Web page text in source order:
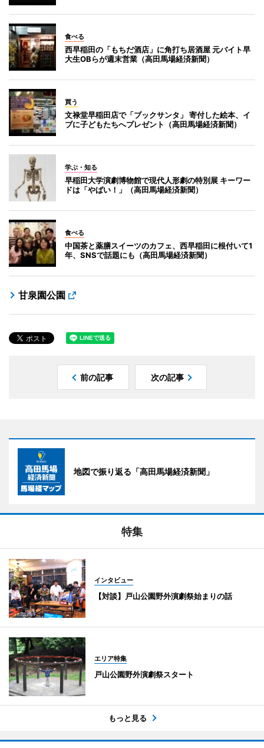
食べる
西早稲田の「もちだ酒店」に角打ち居酒屋 元バイト早
大生OBらが週末営業（高田馬場経済新聞）
買う
文禄堂早稲田店で「ブックサンタ」 寄付した絵本、イ
ブに子どもたちへプレゼント（高田馬場経済新聞）
学ぶ・知る
早稲田大学演劇博物館で現代人形劇の特別展 キーワー
ドは「やばい！」（高田馬場経済新聞）
食べる
中国茶と薬膳スイーツのカフェ、西早稲田に根付いて1
年、SNSで話題にも（高田馬場経済新聞）
甘泉園公園
前の記事 次の記事
地図で振り返る「高田馬場経済新聞」
特集
インタビュー
【対談】戸山公園野外演劇祭始まりの話
エリア特集
戸山公園野外演劇祭スタート
もっと見る